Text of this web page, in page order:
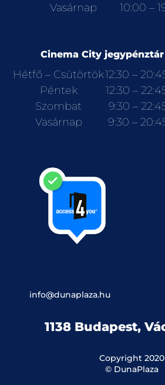
Vasárnap
10:00 –
Cinema City
Hétfő – Csütörtök12:30 –
Péntek
12:30 –
Szombat
9:30 –
Vasárnap
9:30 –
info@dunaplaza.hu
1138 Budapest,
Copyright 2020
© DunaPlaza